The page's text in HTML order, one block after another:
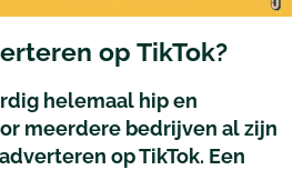
op TikTok?
helemaal hip en
meerdere bedrijven al zijn
op TikTok. Een